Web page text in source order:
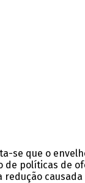
se que o
de políticas de